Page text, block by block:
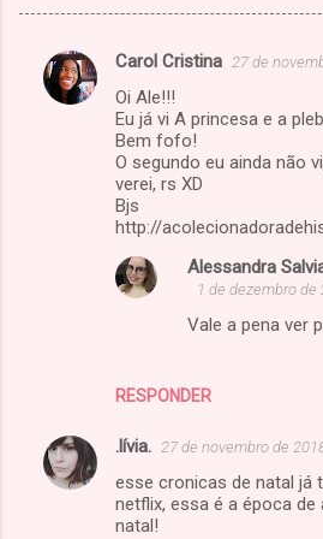
C
Carol Cristina 27 de
Oi Ale!!!
Eu já vi A princesa e a
Bem fofo!
O segundo eu ainda não
verei, rs XD
Bjs
http://
RESPONDER
Alessandra
1 de dezembro de
Vale a pena ver
.lívia. 27 de novembro de
esse cronicas de natal já
netflix, essa é a época
natal!